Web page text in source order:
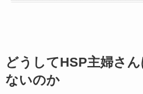
どうしてHSP主婦さ
ないのか